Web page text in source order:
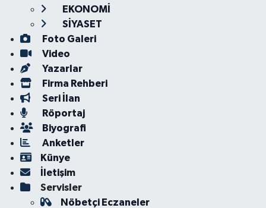
EKONOMİ
SİYASET
Foto Galeri
Video
Yazarlar
Firma Rehberi
Seri İlan
Röportaj
Biyografi
Anketler
Künye
İletişim
Servisler
Nöbetçi Eczaneler